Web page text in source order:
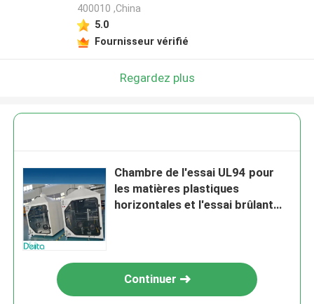
400010 ,China
5.0
Fournisseur vérifié
Regardez plus
Chambre de l'essai UL94 pour
les matières plastiques
horizontales et l'essai brûlant
Continuer